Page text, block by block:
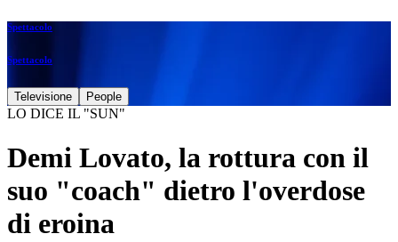
Spettacolo
Spettacolo
Televisione People
LO DICE IL "SUN"
Demi Lovato, la rottura con il
suo "coach" dietro l'overdose
di eroina